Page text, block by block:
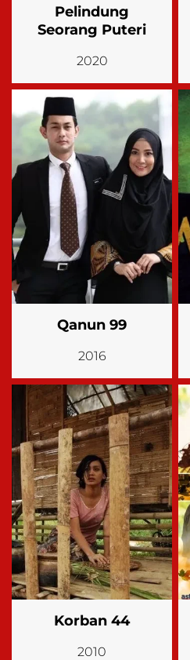
Pelindung
Seorang Puteri
2020
Qanun 99
2016
Korban 44
2010